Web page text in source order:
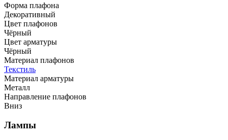
Форма плафона
Декоративный
Цвет плафонов
Чёрный
Цвет арматуры
Чёрный
Материал плафонов
Текстиль
Материал арматуры
Металл
Направление плафонов
Вниз
Лампы